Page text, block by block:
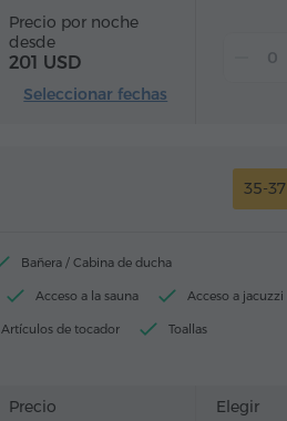
Precio por noche
desde
201 USD
Seleccionar fechas
35-
Bañera / Cabina de ducha
Acceso a la sauna Acceso a jacuzzi
Artículos de tocador Toallas
Precio Elegir